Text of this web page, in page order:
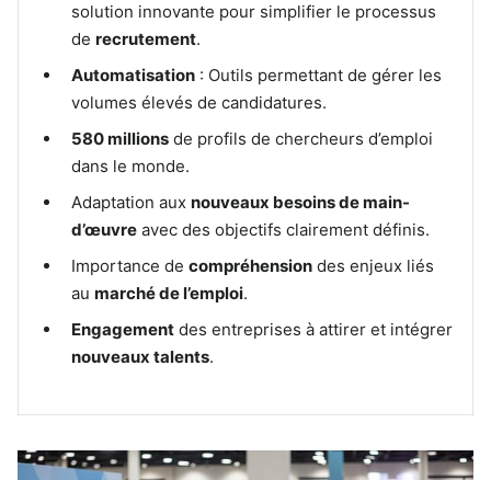
solution innovante pour simplifier le processus
de recrutement.
Automatisation : Outils permettant de gérer les
volumes élevés de candidatures.
580 millions de profils de chercheurs d’emploi
dans le monde.
Adaptation aux nouveaux besoins de main-
d’œuvre avec des objectifs clairement définis.
Importance de compréhension des enjeux liés
au marché de l’emploi.
Engagement des entreprises à attirer et intégrer
nouveaux talents.